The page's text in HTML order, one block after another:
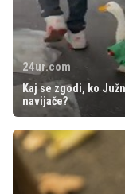
24ur.com
Kaj se zgodi, ko
navijače?